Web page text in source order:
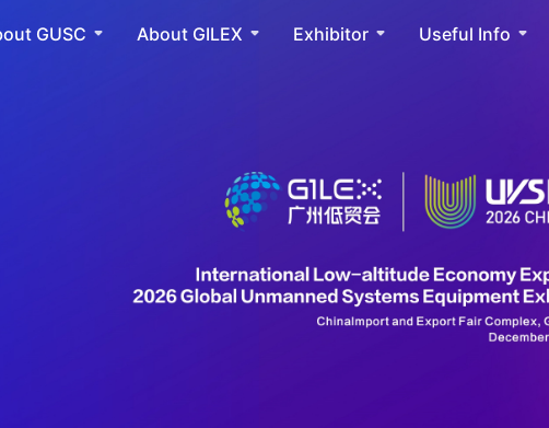
GUSC About GILEX Exhibitor Useful Info